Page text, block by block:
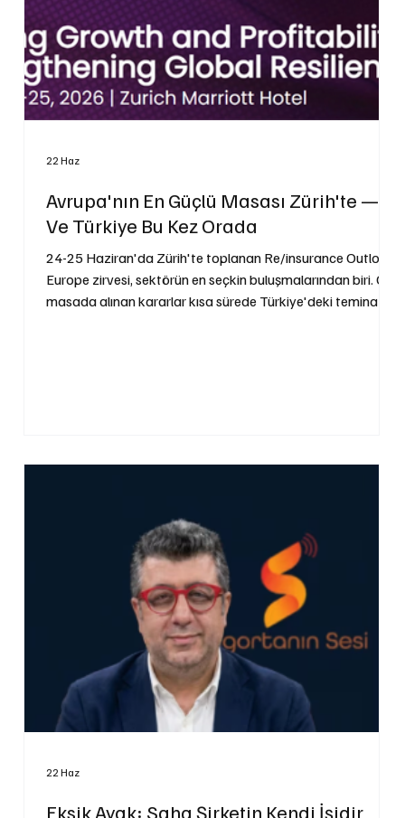
Avrupa'nın En Güçlü Masası Zürih'te —
Ve Türkiye Bu Kez Orada
24-25 Haziran'da Zürih'te toplanan Re/insurance Outlook
Europe zirvesi, sektörün en seçkin buluşmalarından biri. O
masada alınan kararlar kısa sürede Türkiye'deki teminat
22 Haz
Eksik Ayak: Saha Şirketin Kendi İşidir
22 Haz